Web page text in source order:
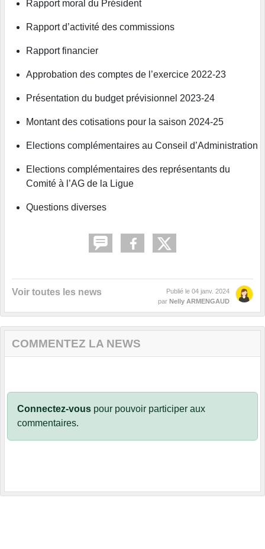
Rapport moral du Président
Rapport d’activité des commissions
Rapport financier
Approbation des comptes de l’exercice 2022-23
Présentation du budget prévisionnel 2023-24
Montant des cotisations pour la saison 2024-25
Elections complémentaires au Conseil d’Administration
Elections complémentaires des représentants du
Comité à l’AG de la Ligue
Questions diverses
Voir toutes les news Publié le 04 janv. 2024
par Nelly ARMENGAUD
COMMENTEZ LA NEWS
Connectez-vous pour pouvoir participer aux
commentaires.